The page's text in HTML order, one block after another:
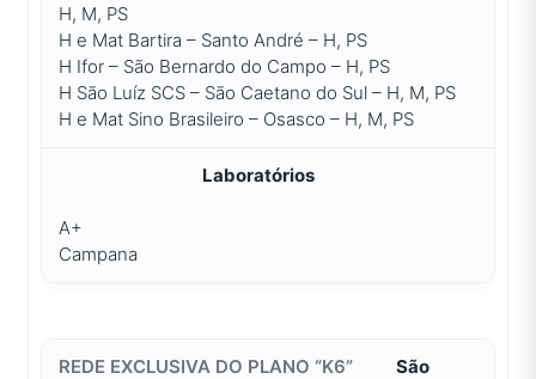
H, M, PS
H e Mat Bartira – Santo André – H, PS
H Ifor – São Bernardo do Campo – H, PS
H São Luíz SCS – São Caetano do Sul – H, M, PS
H e Mat Sino Brasileiro – Osasco – H, M, PS
Laboratórios
A+
Campana
São